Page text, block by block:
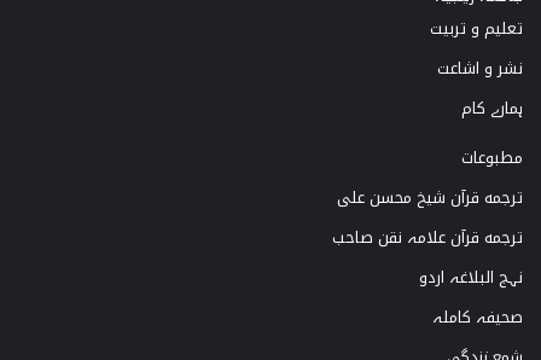
تعلیم و تربیت
نشر و اشاعت
ہمارے کام
مطبوعات
ترجمه قرآن شیخ محسن علی
ترجمه قرآن علامہ نقن صاحب
نہج البلاغہ اردو
صحیفہ کاملہ